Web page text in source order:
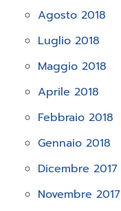
Agosto 2018
Luglio 2018
Maggio 2018
Aprile 2018
Febbraio 2018
Gennaio 2018
Dicembre 2017
Novembre 2017